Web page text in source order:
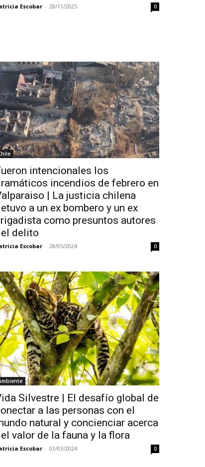
Escobar - 28/11/2025 0
intencionales los
incendios de febrero en
| La justicia chilena
a un ex bombero y un ex
como presuntos autores
delito
Escobar - 28/05/2024 0
Silvestre | El desafío global de
a las personas con el
natural y concienciar acerca
valor de la fauna y la flora
Escobar - 03/03/2024 0